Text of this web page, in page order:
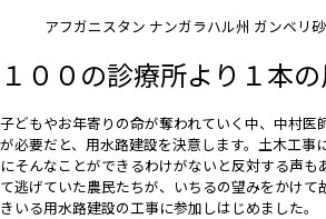
アフガニスタン ナンガラハル州 ガンベリ
１００の診療所より１本
子どもやお年寄りの命が奪われていく中、中村医
が必要だと、用水路建設を決意します。土木工事
にそんなことができるわけがないと反対する声も
て逃げていた農民たちが、いちるの望みをかけて
きいる用水路建設の工事に参加しはじめました。